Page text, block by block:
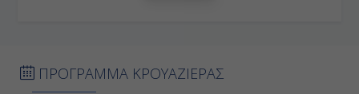
ΠΡΟΓΡΑΜΜΑ ΚΡΟΥΑΖΙΕΡΑΣ